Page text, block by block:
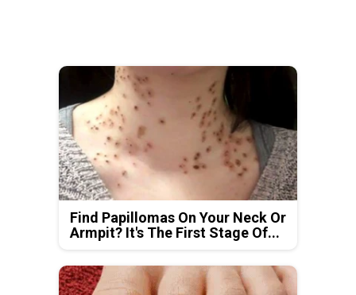
Find Papillomas On Your Neck Or
Armpit? It's The First Stage Of...